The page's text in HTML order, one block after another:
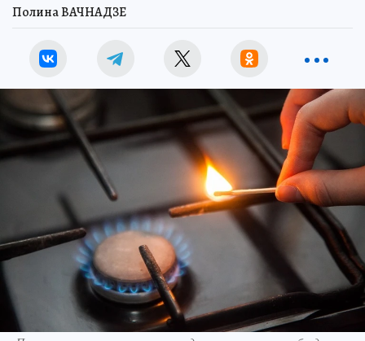
Полина ВАЧНАДЗЕ